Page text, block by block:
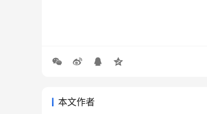
本文作者